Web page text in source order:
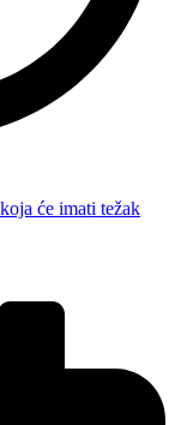
će imati težak